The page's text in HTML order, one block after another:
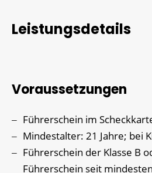
Leistungsdetails
Voraussetzungen
Führerschein im
Mindestalter: 21 Jahre; bei
Führerschein der Klasse B
Führerschein seit